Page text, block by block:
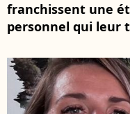
franchissent une
personnel qui leur